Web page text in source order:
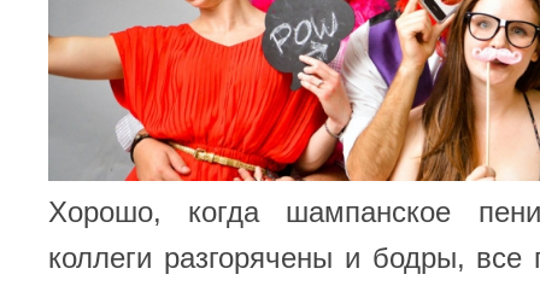
Хорошо, когда шампанское
коллеги разгорячены и бодры, все